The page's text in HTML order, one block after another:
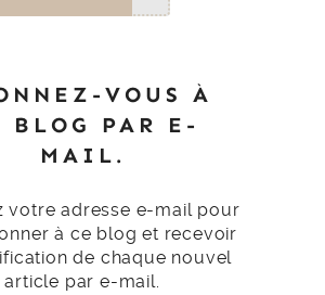
VOUS À
BLOG PAR E-
MAIL.
votre adresse e-mail pour
à ce blog et recevoir
de chaque nouvel
article par e-mail.